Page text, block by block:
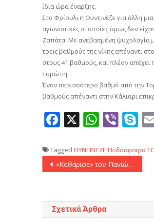
ίδια ώρα έναρξης.
Στο Φρίουλι η Ουντινέζε για άλλη
αγωνιστικές οι οποίες όμως δεν
Ζαπάτα. Με ανεβασμένη ψυχολογία
τρεις βαθμούς της νίκης απέναντι
στους 41 βαθμούς, και πλέον απέχει
Ευρώπη.
Έναν περισσότερο βαθμό από την
βαθμούς απέναντι στην Κάλιαρι
Facebook
X
Tagged ΟΥΝΤΙΝΕΖΕ Ποδόσφαιρο
Πλοήγηση
«Καθάρισε» τον Πανιώνιο ο Ολυμπιακός πριν την Μπαρτσελονέτα (14-4)
Σχετικά Άρθρα